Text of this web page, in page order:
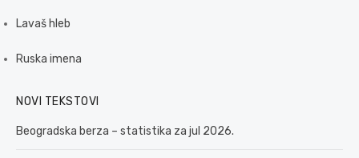
Lavaš hleb
Ruska imena
NOVI TEKSTOVI
Beogradska berza – statistika za jul 2026.